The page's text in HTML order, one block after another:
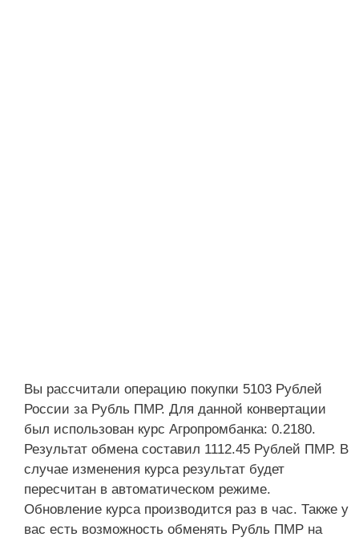
Вы рассчитали операцию покупки 5103 Рублей
России за Рубль ПМР. Для данной конвертации
был использован курс Агропромбанка: 0.2180.
Результат обмена составил 1112.45 Рублей ПМР. В
случае изменения курса результат будет
пересчитан в автоматическом режиме.
Обновление курса производится раз в час. Также у
вас есть возможность обменять Рубль ПМР на